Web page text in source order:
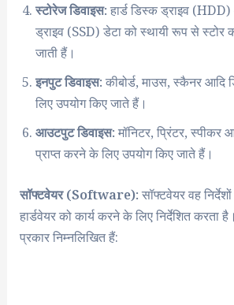
स्टोरेज डिवाइस: हार्ड डिस्क ड्राइव
ड्राइव (SSD) डेटा को स्थायी रूप से स्टोर
जाती हैं।
इनपुट डिवाइस: कीबोर्ड, माउस, स्कैनर आदि
लिए उपयोग किए जाते हैं।
आउटपुट डिवाइस: मॉनिटर, प्रिंटर,
प्राप्त करने के लिए उपयोग किए जाते हैं।
सॉफ्टवेयर (Software): सॉफ्टवेयर वह
हार्डवेयर को कार्य करने के लिए निर्देशित
प्रकार निम्नलिखित हैं: